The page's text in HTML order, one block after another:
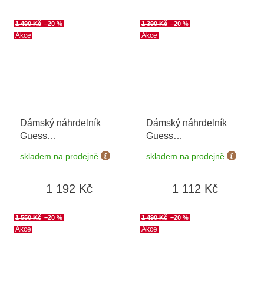
Akce
1 490 Kč –20 %
Dámský náhrdelník
Guess
JUBN04030JWRHT/U
skladem na prodejně
1 192 Kč
Akce
1 390 Kč –20 %
Dámský náhrdelník
Guess
JUBN04162JWRHT/U
skladem na prodejně
1 112 Kč
Akce
1 550 Kč –20 %
Akce
1 490 Kč –20 %